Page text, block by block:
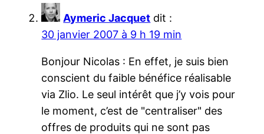
Aymeric Jacquet dit :
30 janvier 2007 à 9 h 19 min
Bonjour Nicolas : En effet, je suis bien
conscient du faible bénéfice réalisable
via Zlio. Le seul intérêt que j’y vois pour
le moment, c’est de "centraliser" des
offres de produits qui ne sont pas